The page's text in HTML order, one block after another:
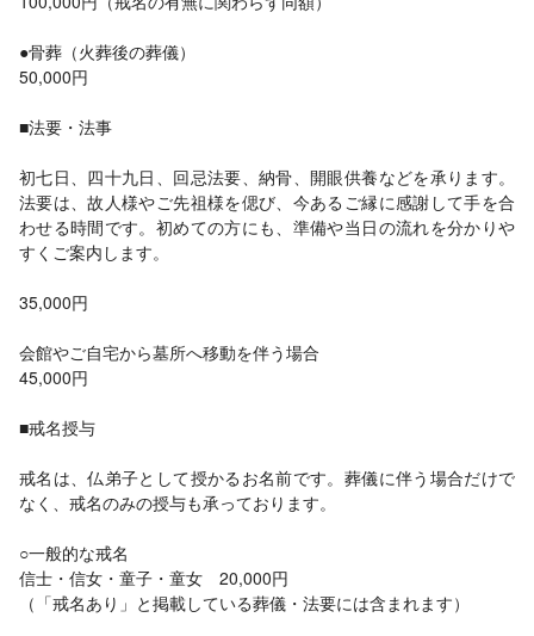
●骨葬（火葬後の葬儀）
50,000円
■法要・法事
初七日、四十九日、回忌法要、納骨、開眼供養などを承ります。
法要は、故人様やご先祖様を偲び、今あるご縁に感謝して手を合
わせる時間です。初めての方にも、準備や当日の流れを分かりや
すくご案内します。
35,000円
会館やご自宅から墓所へ移動を伴う場合
45,000円
■戒名授与
戒名は、仏弟子として授かるお名前です。葬儀に伴う場合だけで
なく、戒名のみの授与も承っております。
○一般的な戒名
信士・信女・童子・童女 20,000円
（「戒名あり」と掲載している葬儀・法要には含まれます）